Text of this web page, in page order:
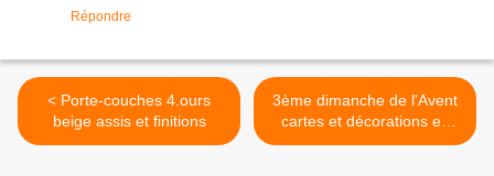
Répondre
< Porte-couches 4.ours
beige assis et finitions
3ème dimanche de l'Avent
cartes et décorations en
"dentelles" >